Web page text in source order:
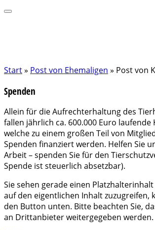
Start» Post von Ehemaligen » Post von
Spenden
Allein für die Aufrechterhaltung des
fallen jährlich ca. 600.000 Euro laufende
welche zu einem großen Teil von
Spenden finanziert werden. Helfen Sie
Arbeit – spenden Sie für den
Spende ist steuerlich absetzbar).
Sie sehen gerade einen
auf den eigentlichen Inhalt zuzugreifen,
den Button unten. Bitte beachten Sie,
an Drittanbieter weitergegeben werden.